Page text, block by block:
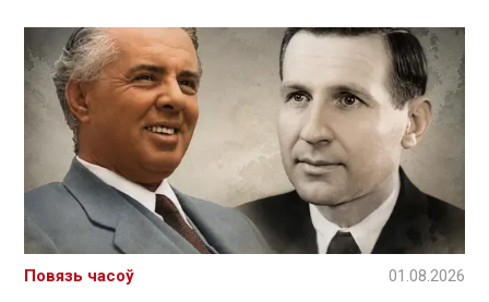
Повязь часоў 01.08.2026